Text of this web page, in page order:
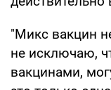
"Микс вакцин
не исключаю,
вакцинами,